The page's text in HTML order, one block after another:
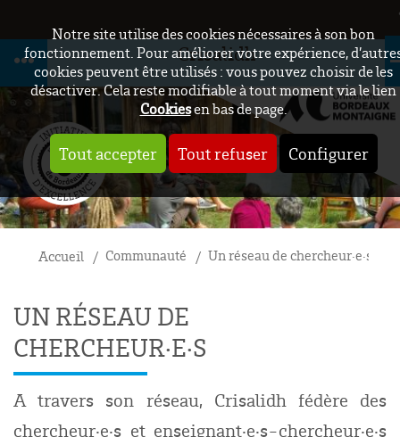
Notre site utilise des cookies nécessaires à son bon
fonctionnement. Pour améliorer votre expérience,
cookies peuvent être utilisés : vous pouvez choisir de les
désactiver. Cela reste modifiable à tout moment via le lien
Cookiesen bas de page.
Tout accepter Tout refuser Configurer
Crisalidh
Accueil Communauté Un réseau de chercheur·e·s
UN RÉSEAU DE
CHERCHEUR·E·S
A travers son réseau, Crisalidh fédère des
chercheur·e·s et enseignant·e·s-chercheur·e·s